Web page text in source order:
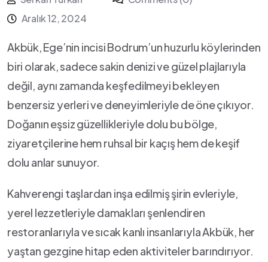
Aralık 12, 2024
Akbük,⁣ Ege’nin incisi Bodrum’un huzurlu ⁣köylerinden
biri olarak, sadece sakin denizi ve güzel ⁢plajlarıyla
değil, aynı‌ zamanda keşfedilmeyi bekleyen
benzersiz ‍yerleri ve deneyimleriyle de öne çıkıyor.
Doğanın eşsiz ⁢güzellikleriyle dolu bu bölge,
ziyaretçilerine hem ruhsal bir ‍kaçış hem de keşif
dolu anlar sunuyor.
Kahverengi taşlardan inşa edilmiş ‌şirin evleriyle,
yerel lezzetleriyle damakları şenlendiren
restoranlarıyla ve sıcak kanlı ​insanlarıyla Akbük, her
yaştan gezgine hitap eden aktiviteler barındırıyor.